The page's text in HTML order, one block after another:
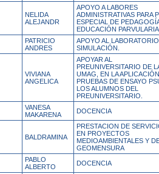
NELIDA
ALEJANDR
APOYO A LABORES
ADMINISTRATIVAS PARA
ESPECIAL DE
EDUCACIÓN PARVULARIA
PATRICIO
ANDRES
APOYO AL
SIMULACIÓN.
VIVIANA
ANGELICA
APOYAR AL
PREUNIVERSITARIO DE
UMAG, EN LA
PRUEBAS DE ENSAYO
LOS ALUMNOS DEL
PREUNIVERSITARIO.
VANESA
MAKARENA
DOCENCIA
BALDRAMINA
PRESTACION DE
EN PROYECTOS
MEDIOAMBIENTALES Y
GEOMENSURA
PABLO
ALBERTO
DOCENCIA